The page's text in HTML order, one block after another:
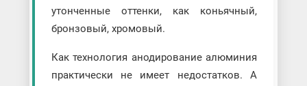
утонченные оттенки, как коньячный,
бронзовый, хромовый.
Как технология анодирование алюминия
практически не имеет недостатков. А